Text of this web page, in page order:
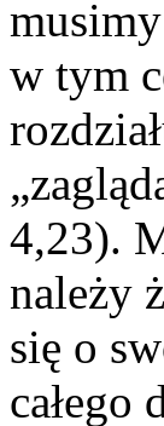
w tym
4,23).
należy
się o
całego